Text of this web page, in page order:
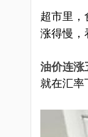
超市里，
涨得慢，
油价连涨
就在汇率